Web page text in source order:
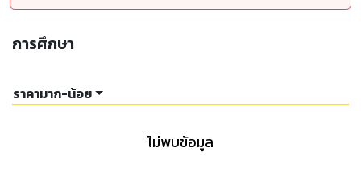
การศึกษา
ราคามาก-น้อย
ไม่พบข้อมูล